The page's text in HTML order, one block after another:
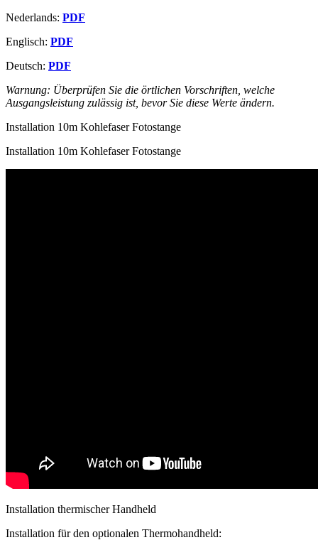
Nederlands: PDF
Englisch: PDF
Deutsch: PDF
Warnung: Überprüfen Sie die örtlichen Vorschriften, welche
Ausgangsleistung zulässig ist, bevor Sie diese Werte ändern.
Installation 10m Kohlefaser Fotostange
Installation 10m Kohlefaser Fotostange
Installation thermischer Handheld
Installation für den optionalen Thermohandheld: